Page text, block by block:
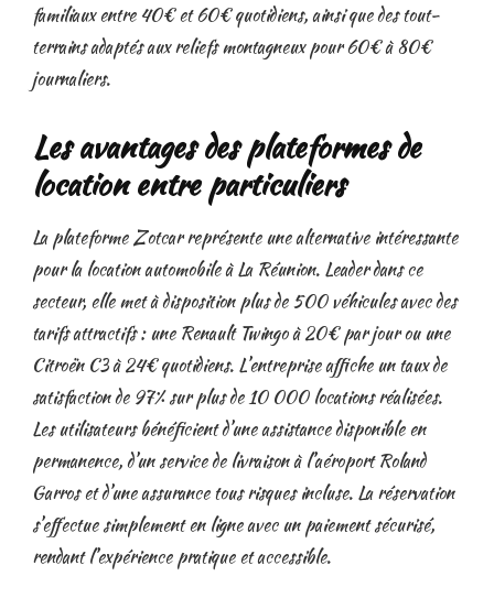
familiaux entre 40€ et 60€ quotidiens, ainsi que des tout-
terrains adaptés aux reliefs montagneux pour 60€ à 80€
journaliers.
Les avantages des plateformes de
location entre particuliers
La plateforme Zotcar représente une alternative intéressante
pour la location automobile à La Réunion. Leader dans ce
secteur, elle met à disposition plus de 500 véhicules avec des
tarifs attractifs : une Renault Twingo à 20€ par jour ou une
Citroën C3 à 24€ quotidiens. L’entreprise affiche un taux de
satisfaction de 97% sur plus de 10 000 locations réalisées.
Les utilisateurs bénéficient d’une assistance disponible en
permanence, d’un service de livraison à l’aéroport Roland
Garros et d’une assurance tous risques incluse. La réservation
s’effectue simplement en ligne avec un paiement sécurisé,
rendant l’expérience pratique et accessible.